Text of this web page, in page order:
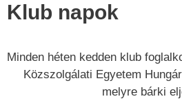
Klub napok
Minden héten kedden klub
Közszolgálati Egyetem
melyre bárki